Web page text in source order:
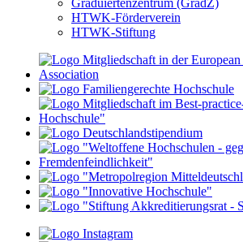
HTWK-Förderverein
HTWK-Stiftung